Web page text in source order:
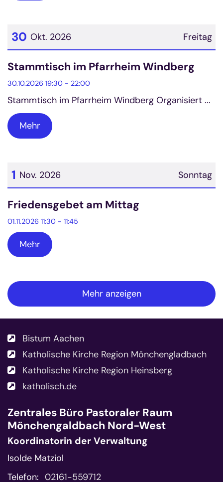
Freitag
30 Okt. 2026
Datum: 30. Oktober 2026
Stammtisch im Pfarrheim Windberg
30.10.2026 19:30 - 22:00
Stammtisch im Pfarrheim Windberg Organisiert ...
Mehr
Sonntag
1 Nov. 2026
Datum: 1. November 2026
Friedensgebet am Mittag
01.11.2026 11:30 - 11:45
Mehr
Mehr anzeigen
Bistum Aachen
Katholische Kirche Region Mönchengladbach
Katholische Kirche Region Heinsberg
katholisch.de
Zentrales Büro Pastoraler Raum
Mönchengaldbach Nord-West
Koordinatorin der Verwaltung
Isolde Matziol
Telefon: 02161-559712